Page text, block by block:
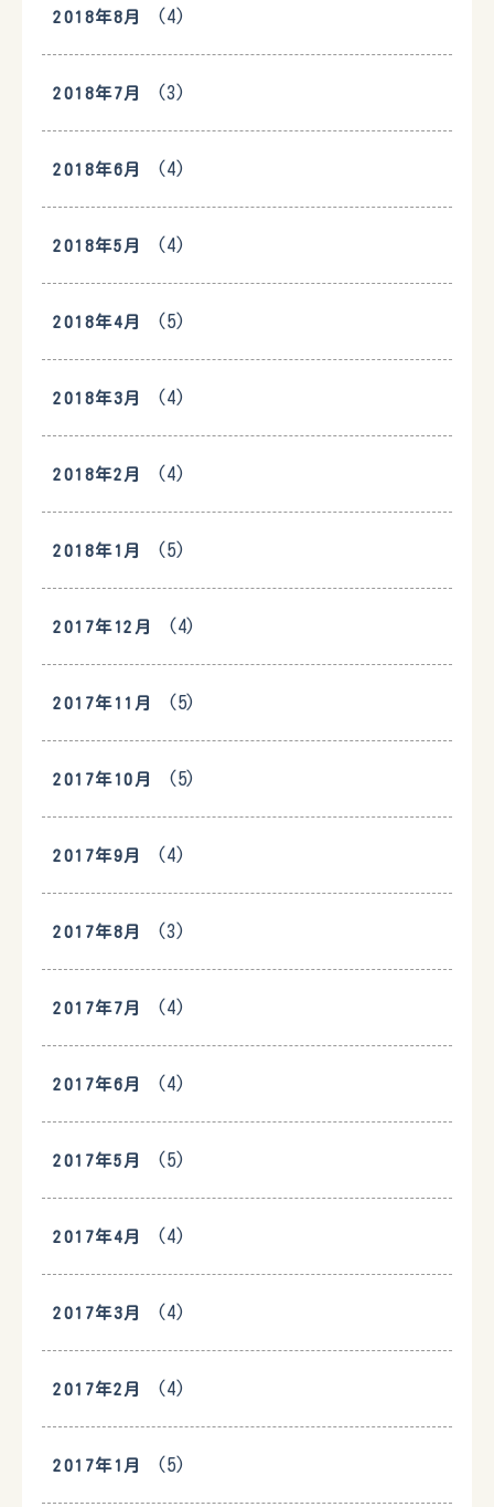
2018年8月 (4)
2018年7月 (3)
2018年6月 (4)
2018年5月 (4)
2018年4月 (5)
2018年3月 (4)
2018年2月 (4)
2018年1月 (5)
2017年12月 (4)
2017年11月 (5)
2017年10月 (5)
2017年9月 (4)
2017年8月 (3)
2017年7月 (4)
2017年6月 (4)
2017年5月 (5)
2017年4月 (4)
2017年3月 (4)
2017年2月 (4)
2017年1月 (5)